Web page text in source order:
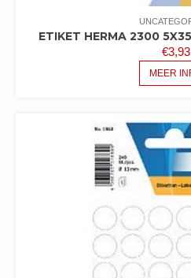
ETIKET HERMA 2300
€3,93
MEER